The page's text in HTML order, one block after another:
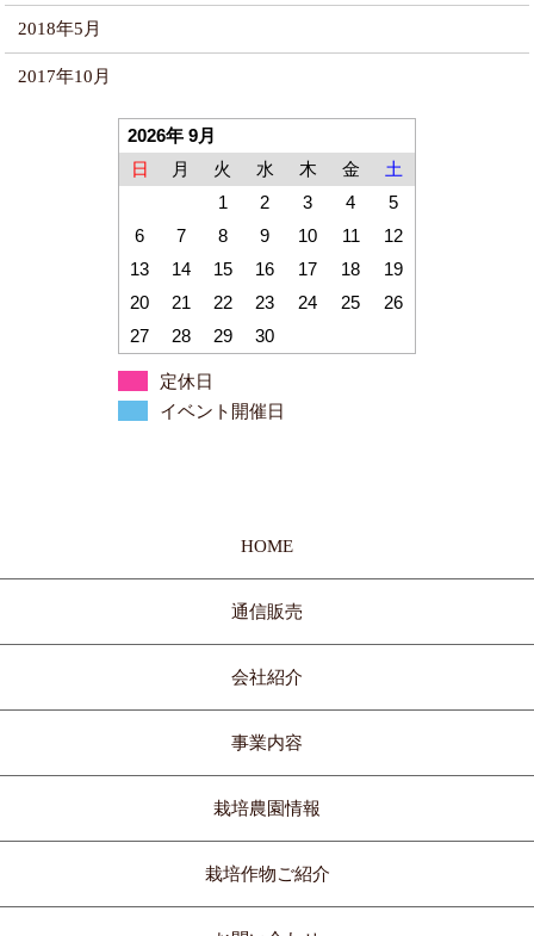
2018年5月
2017年10月
2026年 9月
日
月 火 水 木 金
土
1
2 3 4
5
6
7 8 9 10 11
12
13
14 15 16 17 18
19
20
21 22 23 24 25
26
27
28 29 30
定休日
イベント開催日
HOME
通信販売
会社紹介
事業内容
栽培農園情報
栽培作物ご紹介